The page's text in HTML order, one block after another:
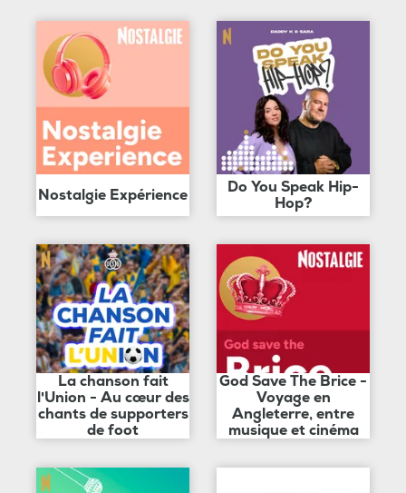
Nostalgie Expérience
Do You Speak Hip-
Hop?
La chanson fait
l'Union - Au cœur des
chants de supporters
de foot
God Save The Brice -
Voyage en
Angleterre, entre
musique et cinéma